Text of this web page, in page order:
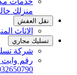
منزلك
نقل العفش
الاثاث
تسليك مجاري
شركة تسليك
رقم